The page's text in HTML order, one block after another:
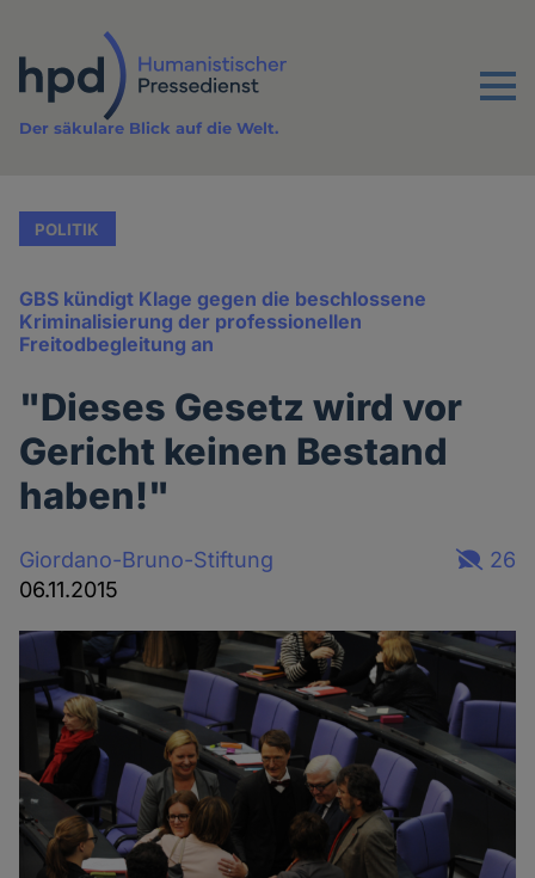
Inhalt
Menu
Der säkulare Blick auf die Welt.
POLITIK
GBS kündigt Klage gegen die beschlossene
Kriminalisierung der professionellen
Freitodbegleitung an
"Dieses Gesetz wird vor
Gericht keinen Bestand
haben!"
Giordano-Bruno-Stiftung
06.11.2015
26